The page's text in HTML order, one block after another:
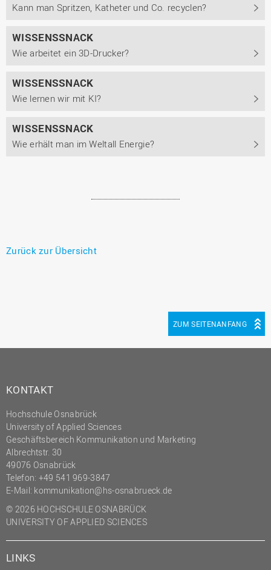
Kann man Spritzen, Katheter und Co. recyclen?
WISSENSSNACK
Wie arbeitet ein 3D-Drucker?
WISSENSSNACK
Wie lernen wir mit KI?
WISSENSSNACK
Wie erhält man im Weltall Energie?
Zurück zur Übersicht
ZUM SEITENANFANG
KONTAKT
Hochschule Osnabrück
University of Applied Sciences
Geschäftsbereich Kommunikation und Marketing
Albrechtstr. 30
49076 Osnabrück
Telefon: +49 541 969-3847
E-Mail: kommunikation@hs-osnabrueck.de
© 2026 HOCHSCHULE OSNABRÜCK
UNIVERSITY OF APPLIED SCIENCES
LINKS